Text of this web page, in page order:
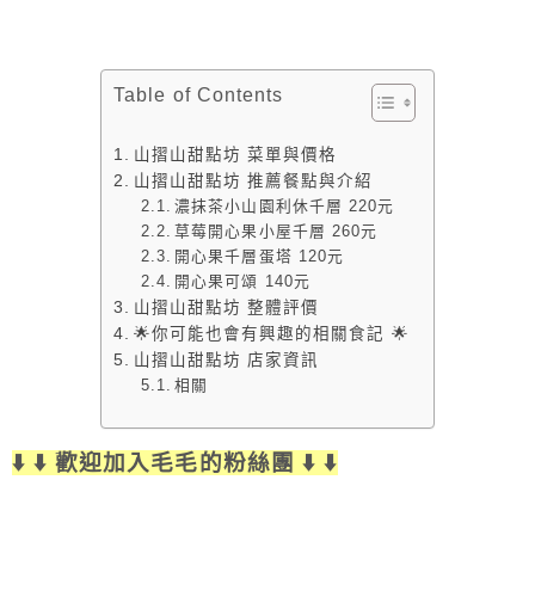
Table of Contents
山摺山甜點坊 菜單與價格
山摺山甜點坊 推薦餐點與介紹
濃抹茶小山園利休千層 220元
草莓開心果小屋千層 260元
開心果千層蛋塔 120元
開心果可頌 140元
山摺山甜點坊 整體評價
🌟你可能也會有興趣的相關食記 🌟
山摺山甜點坊 店家資訊
相關
⬇️ ⬇️ 歡迎加入毛毛的粉絲團 ⬇️ ⬇️